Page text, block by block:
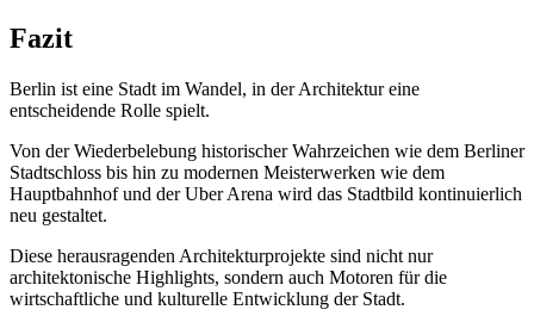
Fazit
Berlin ist eine Stadt im Wandel, in der Architektur eine
entscheidende Rolle spielt.
Von der Wiederbelebung historischer Wahrzeichen wie dem Berliner
Stadtschloss bis hin zu modernen Meisterwerken wie dem
Hauptbahnhof und der Uber Arena wird das Stadtbild kontinuierlich
neu gestaltet.
Diese herausragenden Architekturprojekte sind nicht nur
architektonische Highlights, sondern auch Motoren für die
wirtschaftliche und kulturelle Entwicklung der Stadt.